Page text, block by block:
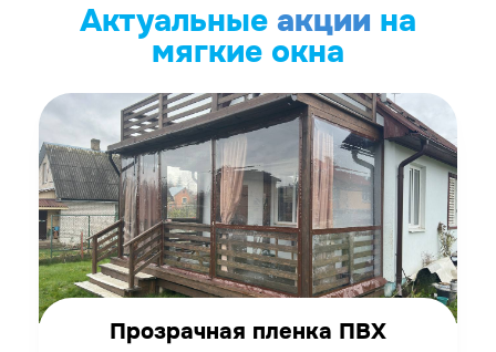
Актуальные акции на
мягкие окна
Прозрачная пленка ПВХ